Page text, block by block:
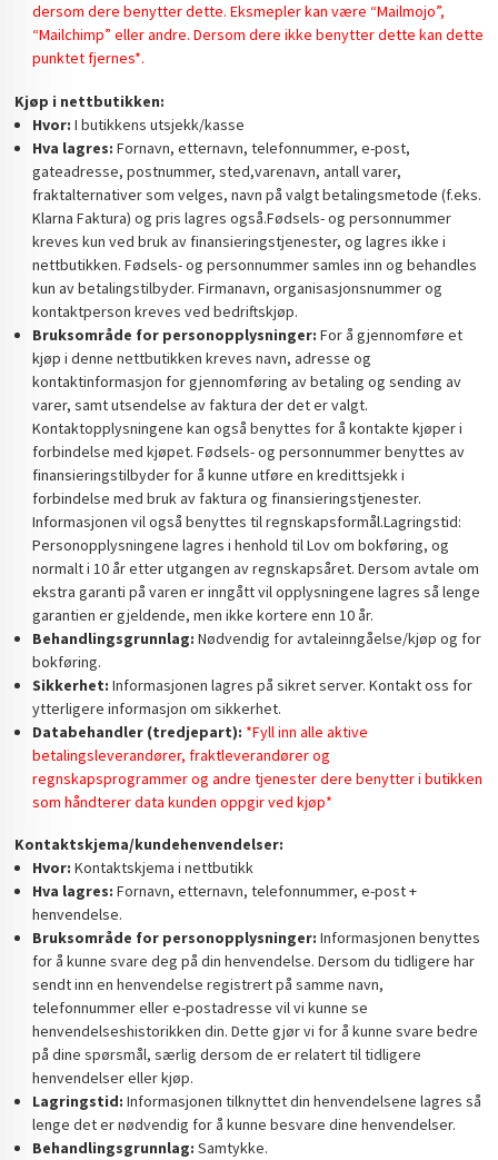
dersom dere benytter dette. Eksmepler kan være “Mailmojo”,
“Mailchimp” eller andre. Dersom dere ikke benytter dette kan dette
punktet fjernes*.
Kjøp i nettbutikken:
Hvor: I butikkens utsjekk/kasse
Hva lagres: Fornavn, etternavn, telefonnummer, e-post,
gateadresse, postnummer, sted,varenavn, antall varer,
fraktalternativer som velges, navn på valgt betalingsmetode (f.eks.
Klarna Faktura) og pris lagres også.Fødsels- og personnummer
kreves kun ved bruk av finansieringstjenester, og lagres ikke i
nettbutikken. Fødsels- og personnummer samles inn og behandles
kun av betalingstilbyder. Firmanavn, organisasjonsnummer og
kontaktperson kreves ved bedriftskjøp.
Bruksområde for personopplysninger: For å gjennomføre et
kjøp i denne nettbutikken kreves navn, adresse og
kontaktinformasjon for gjennomføring av betaling og sending av
varer, samt utsendelse av faktura der det er valgt.
Kontaktopplysningene kan også benyttes for å kontakte kjøper i
forbindelse med kjøpet. Fødsels- og personnummer benyttes av
finansieringstilbyder for å kunne utføre en kredittsjekk i
forbindelse med bruk av faktura og finansieringstjenester.
Informasjonen vil også benyttes til regnskapsformål.Lagringstid:
Personopplysningene lagres i henhold til Lov om bokføring, og
normalt i 10 år etter utgangen av regnskapsåret. Dersom avtale om
ekstra garanti på varen er inngått vil opplysningene lagres så lenge
garantien er gjeldende, men ikke kortere enn 10 år.
Behandlingsgrunnlag: Nødvendig for avtaleinngåelse/kjøp og for
bokføring.
Sikkerhet: Informasjonen lagres på sikret server. Kontakt oss for
ytterligere informasjon om sikkerhet.
Databehandler (tredjepart): *Fyll inn alle aktive
betalingsleverandører, fraktleverandører og
regnskapsprogrammer og andre tjenester dere benytter i butikken
som håndterer data kunden oppgir ved kjøp*
Kontaktskjema/kundehenvendelser:
Hvor: Kontaktskjema i nettbutikk
Hva lagres: Fornavn, etternavn, telefonnummer, e-post +
henvendelse.
Bruksområde for personopplysninger: Informasjonen benyttes
for å kunne svare deg på din henvendelse. Dersom du tidligere har
sendt inn en henvendelse registrert på samme navn,
telefonnummer eller e-postadresse vil vi kunne se
henvendelseshistorikken din. Dette gjør vi for å kunne svare bedre
på dine spørsmål, særlig dersom de er relatert til tidligere
henvendelser eller kjøp.
Lagringstid: Informasjonen tilknyttet din henvendelsene lagres så
lenge det er nødvendig for å kunne besvare dine henvendelser.
Behandlingsgrunnlag: Samtykke.